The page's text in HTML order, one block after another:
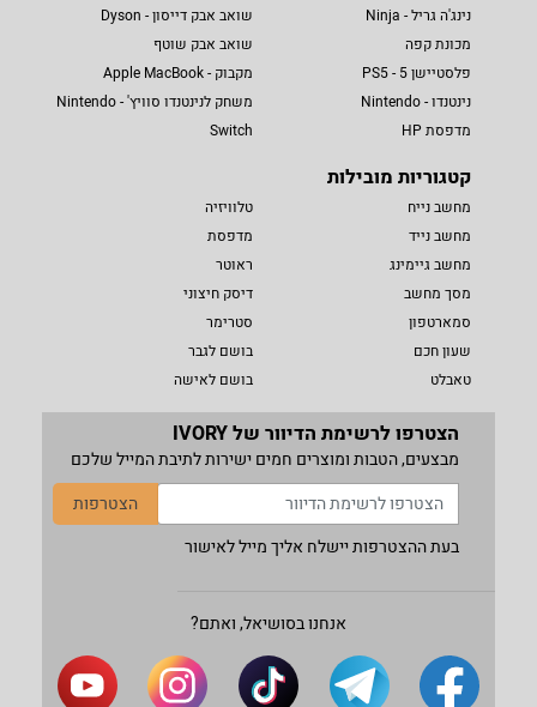
נינג'ה גריל - Ninja
מכונת קפה
פלסטיישן 5 - PS5
נינטנדו - Nintendo
מדפסת HP
שואב אבק דייסון - Dyson
שואב אבק שוטף
מקבוק - Apple MacBook
משחק לנינטנדו סוויץ' - Nintendo
Switch
קטגוריות מובילות
מחשב נייח
מחשב נייד
מחשב גיימינג
מסך מחשב
סמארטפון
שעון חכם
טאבלט
טלוויזיה
מדפסת
ראוטר
דיסק חיצוני
סטרימר
בושם לגבר
בושם לאישה
הצטרפו לרשימת הדיוור של IVORY
מבצעים, הטבות ומוצרים חמים ישירות לתיבת המייל שלכם
הצטרפות
בעת ההצטרפות יישלח אליך מייל לאישור
אנחנו בסושיאל, ואתם?